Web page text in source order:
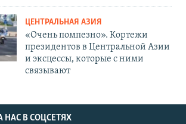
ЦЕНТРАЛЬНАЯ АЗИЯ
«Очень помпезно». Кортежи
президентов в Центральной Азии
и эксцессы, которые с ними
связывают
В СОЦСЕТЯХ